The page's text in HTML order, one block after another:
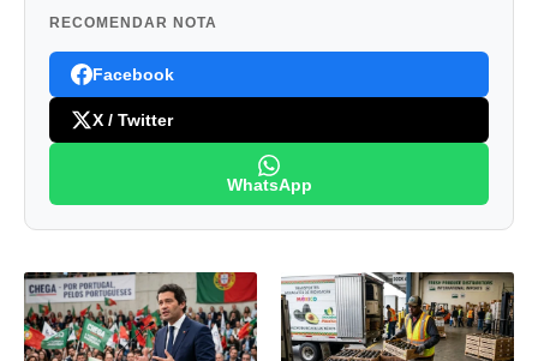
RECOMENDAR NOTA
Facebook
X / Twitter
WhatsApp